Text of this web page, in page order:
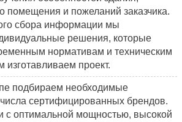
помещения и пожеланий заказчика.
сбора информации мы
решения, которые
нормативам и техническим
изготавливаем проект.
подбираем необходимые
сертифицированных брендов.
с оптимальной мощностью, высокой